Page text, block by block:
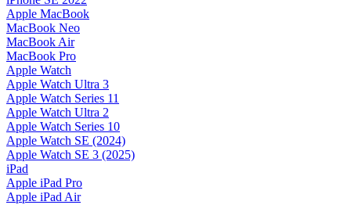
Apple MacBook
MacBook Neo
MacBook Air
MacBook Pro
Apple Watch
Apple Watch Ultra 3
Apple Watch Series 11
Apple Watch Ultra 2
Apple Watch Series 10
Apple Watch SE (2024)
Apple Watch SE 3 (2025)
iPad
Apple iPad Pro
Apple iPad Air